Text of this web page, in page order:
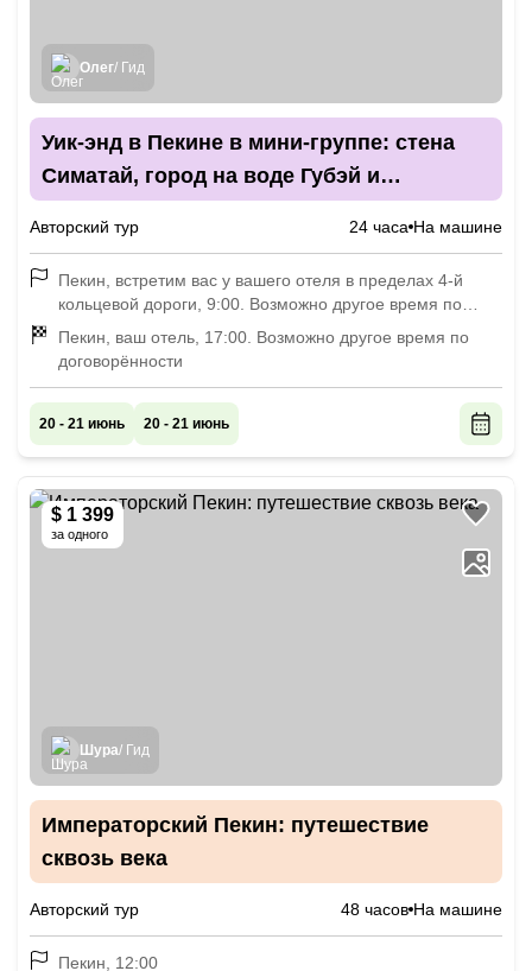
Олег/ Гид
Уик-энд в Пекине в мини-группе: стена
Симатай, город на воде Губэй и
Авторский тур 24 часа На машине
Пекин, встретим вас у вашего отеля в пределах 4-й
кольцевой дороги, 9:00. Возможно другое время по
договорённости
Пекин, ваш отель, 17:00. Возможно другое время по
договорённости
20 - 21 июнь 20 - 21 июнь
$ 1 399
за одного
Шура/ Гид
Императорский Пекин: путешествие
сквозь века
Авторский тур 48 часов На машине
Пекин, 12:00